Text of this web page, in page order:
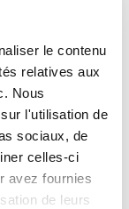
le contenu
relatives aux
Nous
l'utilisation de
sociaux, de
celles-ci
avez fournies
de leurs
de
alsook de
leveranciers
aan de
(zowel